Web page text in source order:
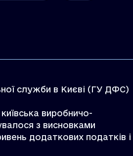
служби в Києві (ГУ ДФС)
виробничо-
з висновками
додаткових податків і